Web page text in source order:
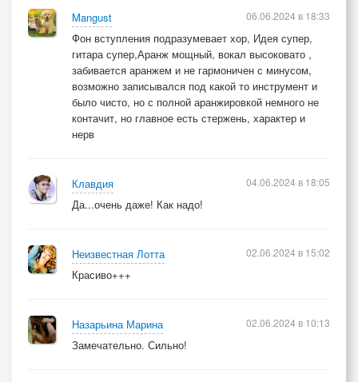
Припев 3 и 4:
Бой последний
Войны последний выстрел.
Час последний
Малолетних
Коль годы их считать от седин отцов.
Лица бле'дны
У матерей и вдов.
Идёт к финалу май вспыхнувших садов.
Mangust
Фон вступления подразумевает хор, Идея супер,
гитара супер,Аранж мощный, вокал высоковато ,
забивается аранжем и не гармоничен с минусом,
возможно записывался под какой то инструмент и
было чисто, но с полной аранжировкой немного не
контачит, но главное есть стержень, характер и
нерв
06.06.2024 в 18:33
Клавдия
Да...очень даже! Как надо!
04.06.2024 в 18:05
Неизвестная Лотта
Красиво+++
02.06.2024 в 15:02
Назарьина Марина
Замечательно. Сильно!
02.06.2024 в 10:13